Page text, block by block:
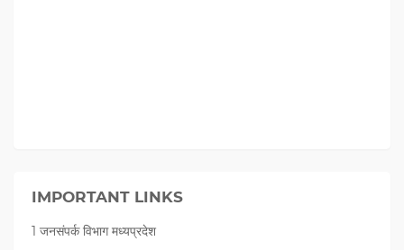
IMPORTANT LINKS
1 जनसंपर्क विभाग मध्यप्रदेश